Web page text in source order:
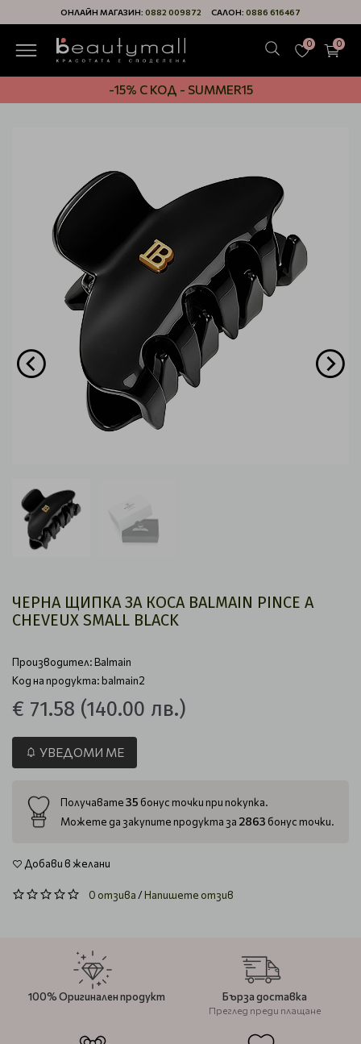
ОНЛАЙН МАГАЗИН: 0882 009872 САЛОН: 0886 616467
0 0
-15% С КОД - SUMMER15
ЧЕРНА ЩИПКА ЗА КОСА BALMAIN PINCE A
CHEVEUX SMALL BLACK
Производител:Balmain
Код на продукта: balmain2
€ 71.58 (140.00 лв.)
УВЕДОМИ МЕ
Получавате35 бонус точки при покупка.
Можете да закупите продукта за 2863 бонус точки.
Добави в желани
0 отзива/Напишете отзив
100% Оригинален продукт Бърза доставка
Преглед преди плащане